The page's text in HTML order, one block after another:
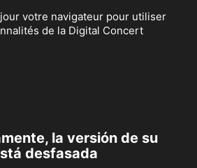
votre navigateur pour utiliser
de la Digital Concert
la versión de su
desfasada